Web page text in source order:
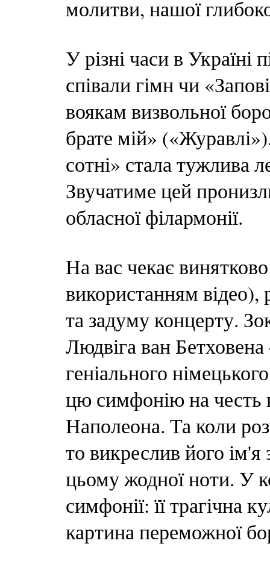
молитви, нашої
У різні часи в Україні
співали гімн чи
воякам визвольної
брате мій»
сотні» стала тужлива
Звучатиме цей
обласної філармонії.
На вас чекає
використанням відео),
та задуму концерту.
Людвіга ван
геніального
цю симфонію на честь
Наполеона. Та коли
то викреслив його
цьому жодної ноти. У
симфонії: її трагічна
картина переможної